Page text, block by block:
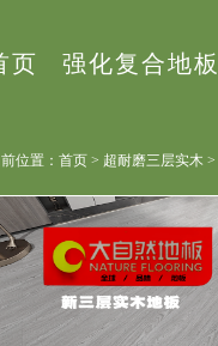
页 强化复合地
位置：首页 > 超耐磨三层实木